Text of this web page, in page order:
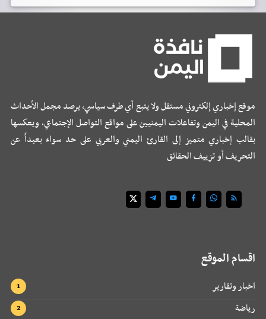
موقع إخباري إلكتروني مستقل ولا يتبع أي طرف سياسي، يرصد مجمل الأحداث
المحلية في اليمن وتفاعلات اليمنيين على مواقع التواصل الإجتماعي، ويعكسها
بقالب إخباري متميز إلى القارئ اليمني والعربي على حد سواء بعيداً عن
التحريف أو تزييف الحقائق
اقسام الموقع
اخبار وتقارير
رياضة